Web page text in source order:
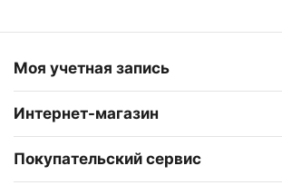
Моя учетная запись
Интернет-магазин
Покупательский сервис